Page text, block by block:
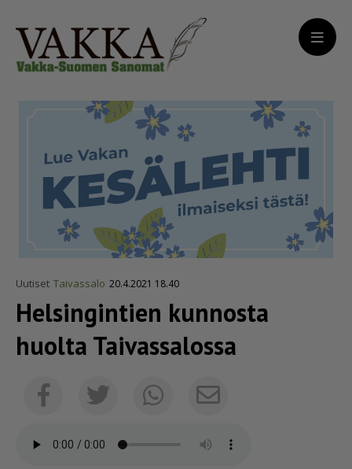
Uutiset Taivassalo 20.4.2021 18.40
Helsingintien kunnosta
huolta Taivassalossa
FacebookTwitterWhatsappSähköposti